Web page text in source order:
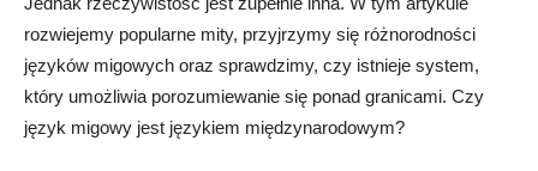
rozwiejemy popularne mity, przyjrzymy się różnorodności
języków migowych oraz sprawdzimy, czy istnieje system,
który umożliwia porozumiewanie się ponad granicami. Czy
język migowy jest językiem międzynarodowym?